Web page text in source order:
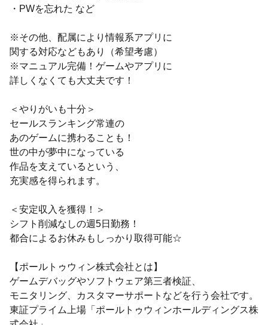
・PWを忘れた など
※その他、配属により情報系アプリに
関する対応などもあり（希望考慮）
※マニュアル完備！ゲームやアプリに
詳しくなくても大丈夫です！
＜やりがいも十分＞
セールスランキング常連の
あのゲームに携わることも！
世の中が夢中になっている
作品を支えているという、
充実感を得られます。
＜安定収入を獲得！＞
シフト削減なしの週5日勤務！
都合によるお休みもしっかり取得可能☆
【ポールトゥウィン株式会社とは】
ゲームデバッグやソフトウェア第三者検証、
モニタリング、カスタマーサポートなどを行う会社です。
東証プライム上場「ポールトゥウィンホールディングス株